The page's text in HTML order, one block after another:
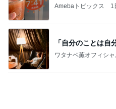
Amebaトピックス 1
「自分のことは自
ワタナベ薫オフィシ